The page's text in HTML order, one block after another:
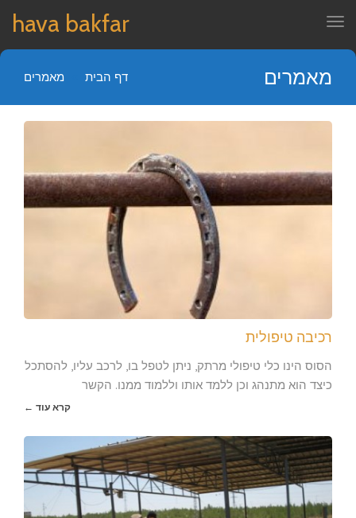
hava bakfar תפריט
מאמרים דף הבית מאמרים
רכיבה טיפולית
הסוס הינו כלי טיפולי מרתק, ניתן לטפל בו, לרכב עליו, להסתכל
כיצד הוא מתנהג וכן ללמד אותו וללמוד ממנו. הקשר
קרא עוד ←